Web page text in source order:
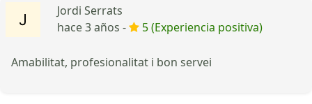
Jordi Serrats
hace 3 años -
5 (Experiencia positiva)
Amabilitat, profesionalitat i bon servei